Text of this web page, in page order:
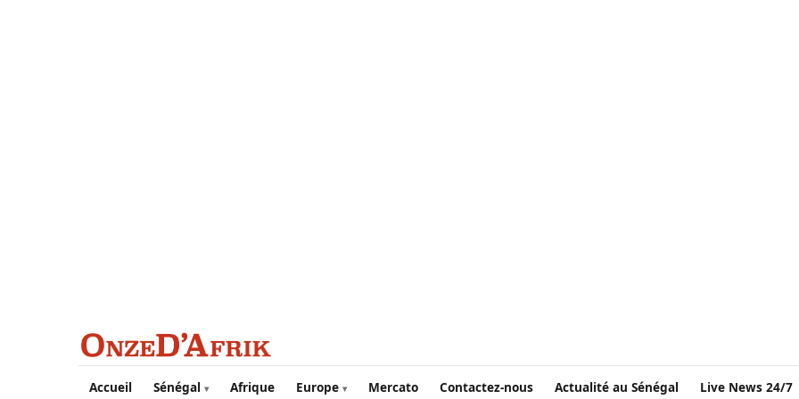
Aller au contenu principal
Accueil Sénégal Afrique Europe Mercato Contactez-nous Actualité au Sénégal Live News 24/7